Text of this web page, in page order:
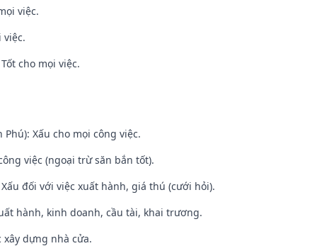
việc.
việc.
cho mọi việc.
Phú): Xấu cho mọi công việc.
việc (ngoại trừ săn bắn tốt).
đối với việc xuất hành, giá thú (cưới hỏi).
hành, kinh doanh, cầu tài, khai trương.
xây dựng nhà cửa.